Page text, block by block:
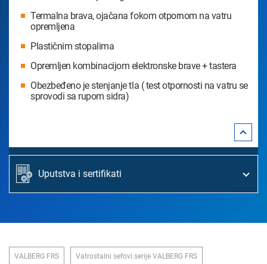
Termalna brava, ojačana fokom otpornom na vatru
opremljena
Plastičnim stopalima
Opremljen kombinacijom elektronske brave + tastera
Obezbeđeno je stenjanje tla ( test otpornosti na vatru se
sprovodi sa rupom sidra)
Uputstva i sertifikati
VALBERG FRS Vatrostalni sefovi serije VALBERG FRS